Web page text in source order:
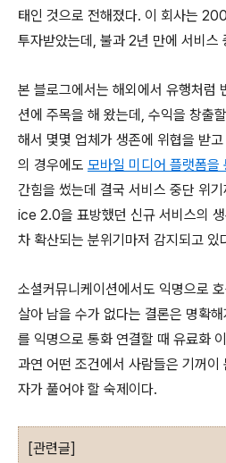
태인 것으로 전해졌다. 이 회사는
투자받았는데, 불과 2년 만에 서비스
본 블로그에서는 해외에서 유행처럼
션에 주목을 해 왔는데, 수익을 창출
해서 몇몇 업체가 생존에 위협을 받
의 경우에도 모바일 미디어 플랫폼을
간힘을 썼는데 결국 서비스 중단 위
ice 2.0을 표방했던 신규 서비스의
차 확산되는 분위기마저 감지되고 있
소셜커뮤니케이션에서도 익명으로
살아 남을 수가 없다는 결론은 명확
를 익명으로 통화 연결할 때 유료화
과연 어떤 조건에서 사람들은 기꺼이
자가 풀어야 할 숙제이다.
[관련글]